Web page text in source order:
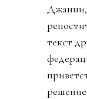
Джанни,
текст
решение